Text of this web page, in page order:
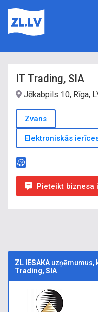
IT Trading, SIA
Jēkabpils 10, Rīga,
Zvans
Elektroniskās
Pieteikt biznesa
ZL IESAKA uzņēmumus,
Trading, SIA